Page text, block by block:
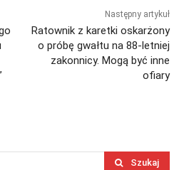
Następny artykuł
Ratownik z karetki oskarżony
o próbę gwałtu na 88-letniej
zakonnicy. Mogą być inne
ofiary
Szukaj